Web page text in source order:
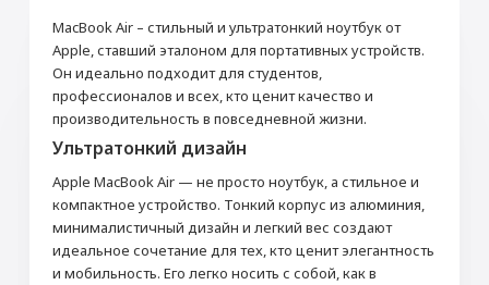
MacBook Air – стильный и ультратонкий ноутбук от
Apple, ставший эталоном для портативных устройств.
Он идеально подходит для студентов,
профессионалов и всех, кто ценит качество и
производительность в повседневной жизни.
Ультратонкий дизайн
Apple MacBook Air — не просто ноутбук, а стильное и
компактное устройство. Тонкий корпус из алюминия,
минималистичный дизайн и легкий вес создают
идеальное сочетание для тех, кто ценит элегантность
и мобильность. Его легко носить с собой, как в